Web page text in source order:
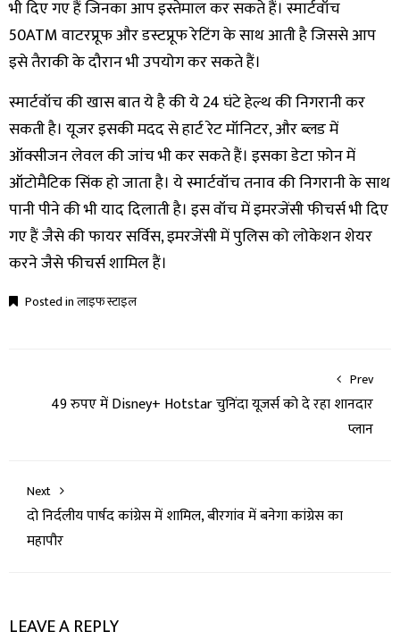
भी दिए गए हैं जिनका आप इस्तेमाल कर सकते हैं। स्मार्टवॉच
50ATM वाटरप्रूफ और डस्टप्रूफ रेटिंग के साथ आती है जिससे आप
इसे तैराकी के दौरान भी उपयोग कर सकते हैं।
स्मार्टवॉच की खास बात ये है की ये 24 घंटे हेल्थ की निगरानी कर
सकती है। यूजर इसकी मदद से हार्ट रेट मॉनिटर, और ब्लड में
ऑक्सीजन लेवल की जांच भी कर सकते हैं। इसका डेटा फ़ोन में
ऑटोमैटिक सिंक हो जाता है। ये स्मार्टवॉच तनाव की निगरानी के साथ
पानी पीने की भी याद दिलाती है। इस वॉच में इमरजेंसी फीचर्स भी दिए
गए हैं जैसे की फायर सर्विस, इमरजेंसी में पुलिस को लोकेशन शेयर
करने जैसे फीचर्स शामिल हैं।
Posted inलाइफ स्टाइल
Prev
49 रुपए में Disney+ Hotstar चुनिंदा यूजर्स को दे रहा शानदार
प्लान
Next
दो निर्दलीय पार्षद कांग्रेस में शामिल, बीरगांव में बनेगा कांग्रेस का
महापौर
LEAVE A REPLY